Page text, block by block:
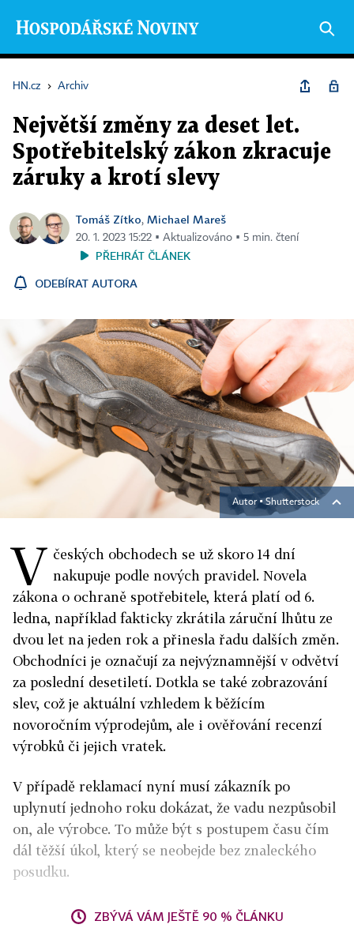
HN.cz › Archiv
Největší změny za deset let.
Spotřebitelský zákon zkracuje
záruky a krotí slevy
Tomáš Zítko, Michael Mareš
20. 1. 2023 15:22 ▪ Aktualizováno ▪ 5 min. čtení
PŘEHRÁT ČLÁNEK
ODEBÍRAT AUTORA
Autor ▪Shutterstock
V českých obchodech se už skoro 14 dní
nakupuje podle nových pravidel. Novela
zákona o ochraně spotřebitele, která platí od 6.
ledna, například fakticky zkrátila záruční lhůtu ze
dvou let na jeden rok a přinesla řadu dalších změn.
Obchodníci je označují za nejvýznamnější v odvětví
za poslední desetiletí. Dotkla se také zobrazování
slev, což je aktuální vzhledem k běžícím
novoročním výprodejům, ale i ověřování recenzí
výrobků či jejich vratek.
V případě reklamací nyní musí zákazník po
uplynutí jednoho roku dokázat, že vadu nezpůsobil
on, ale výrobce. To může být s postupem času čím
dál těžší úkol, který se neobejde bez znaleckého
posudku.
ZBÝVÁ VÁM JEŠTĚ 90 % ČLÁNKU